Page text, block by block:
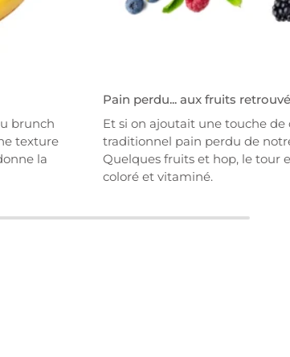
brunch
texture
la
Pain perdu... aux fruits
Et si on ajoutait une touche de
traditionnel pain perdu de
Quelques fruits et hop, le tour
coloré et vitaminé.